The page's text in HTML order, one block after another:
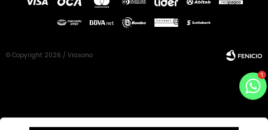
© Copyright 2026 / Viasono